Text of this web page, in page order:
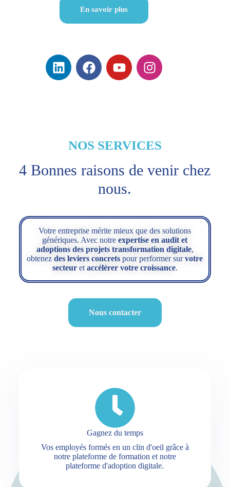
En savoir plus
NOS SERVICES
4 Bonnes raisons de venir chez
nous.
Votre entreprise mérite mieux que des solutions
génériques. Avec notreexpertise en audit et
adoptions des projets transformation digitale,
obtenezdes leviers concrets pour performer survotre
secteuret accélérer votre croissance.
Nous contacter
Gagnez du temps
Vos employés formés en un clin d'oeil grâce à
notre plateforme de formation et notre
plateforme d'adoption digitale.